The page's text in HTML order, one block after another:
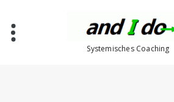
Systemisches Coaching